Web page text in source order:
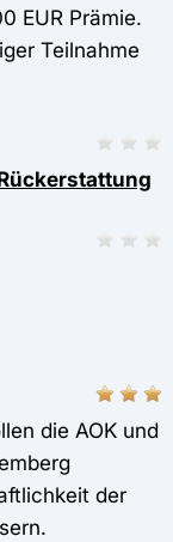
EUR Prämie.
Teilnahme
die AOK und
der